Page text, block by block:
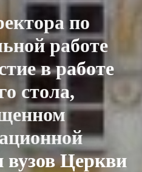
по
работе
в работе
стола,
вузов Церкви